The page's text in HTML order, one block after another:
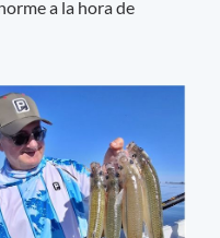
a la hora de